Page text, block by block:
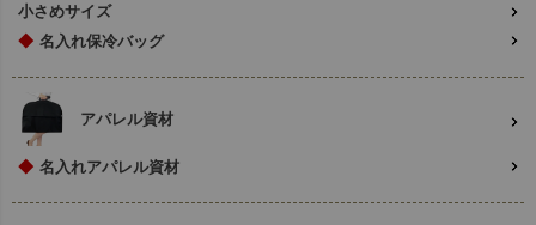
小さめサイズ
◆ 名入れ保冷バッグ
アパレル資材
◆ 名入れアパレル資材